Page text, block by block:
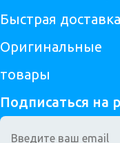
Быстрая доставка
Оригинальные
товары
Подписаться на